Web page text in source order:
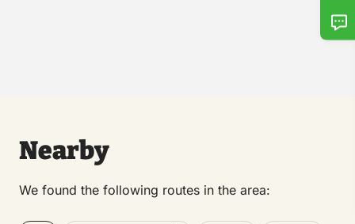
Nearby
We found the following routes in the area: